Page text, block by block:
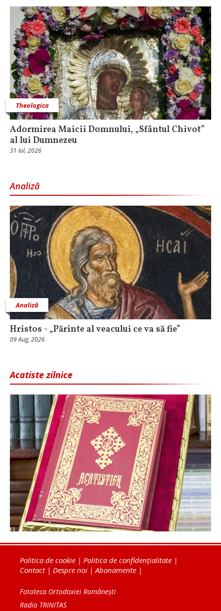
Theologica
Adormirea Maicii Domnului, „Sfântul Chivot”
al lui Dumnezeu
31 Iul, 2026
Analiză
Analiză
Hristos - „Părinte al veacului ce va să fie”
09 Aug, 2026
Acatiste zilnice
Politica de cookie | Politica de confidențialitate |
Contact| Despre noi | Abonamente |
Fototeca Ortodoxiei Românești
Radio TRINITAS